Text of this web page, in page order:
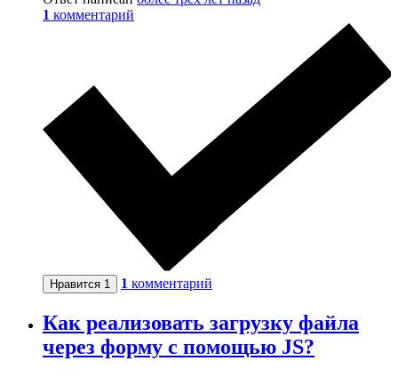
1 комментарий
Нравится 1 1 комментарий
Как реализовать загрузку файла
через форму с помощью JS?